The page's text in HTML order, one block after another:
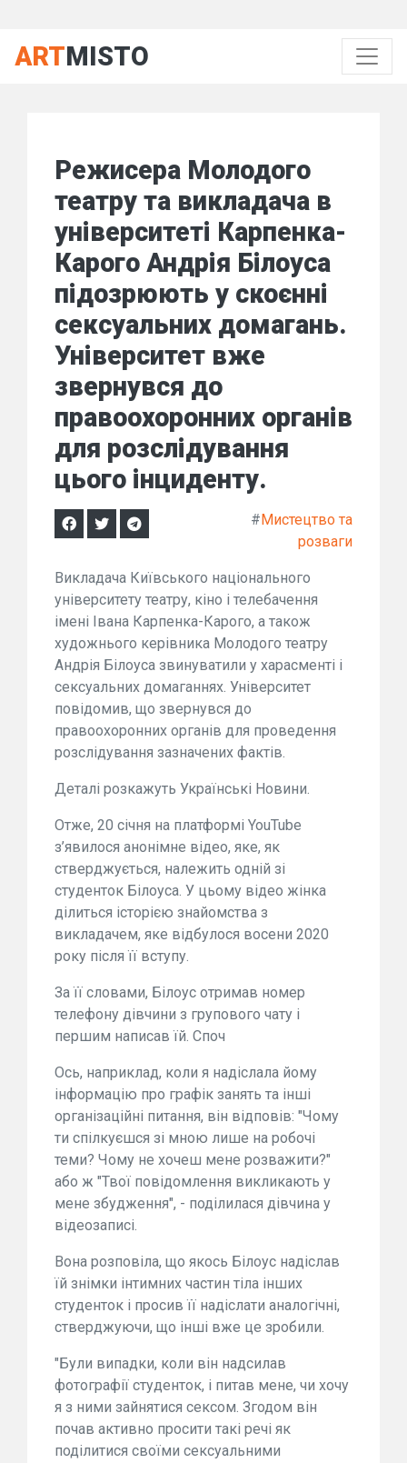
ARTMISTO
Режисера Молодого
театру та викладача в
університеті Карпенка-
Карого Андрія Білоуса
підозрюють у скоєнні
сексуальних домагань.
Університет вже
звернувся до
правоохоронних органів
для розслідування
цього інциденту.
#Мистецтво та
розваги
Викладача Київського національного
університету театру, кіно і телебачення
імені Івана Карпенка-Карого, а також
художнього керівника Молодого театру
Андрія Білоуса звинуватили у харасменті і
сексуальних домаганнях. Університет
повідомив, що звернувся до
правоохоронних органів для проведення
розслідування зазначених фактів.
Деталі розкажуть Українські Новини.
Отже, 20 січня на платформі YouTube
з’явилося анонімне відео, яке, як
стверджується, належить одній зі
студенток Білоуса. У цьому відео жінка
ділиться історією знайомства з
викладачем, яке відбулося восени 2020
року після її вступу.
За її словами, Білоус отримав номер
телефону дівчини з групового чату і
першим написав їй. Споч
Ось, наприклад, коли я надіслала йому
інформацію про графік занять та інші
організаційні питання, він відповів: "Чому
ти спілкуєшся зі мною лише на робочі
теми? Чому не хочеш мене розважити?"
або ж "Твої повідомлення викликають у
мене збудження", - поділилася дівчина у
відеозаписі.
Вона розповіла, що якось Білоус надіслав
їй знімки інтимних частин тіла інших
студенток і просив її надіслати аналогічні,
стверджуючи, що інші вже це зробили.
"Були випадки, коли він надсилав
фотографії студенток, і питав мене, чи хочу
я з ними зайнятися сексом. Згодом він
почав активно просити такі речі як
поділитися своїми сексуальними